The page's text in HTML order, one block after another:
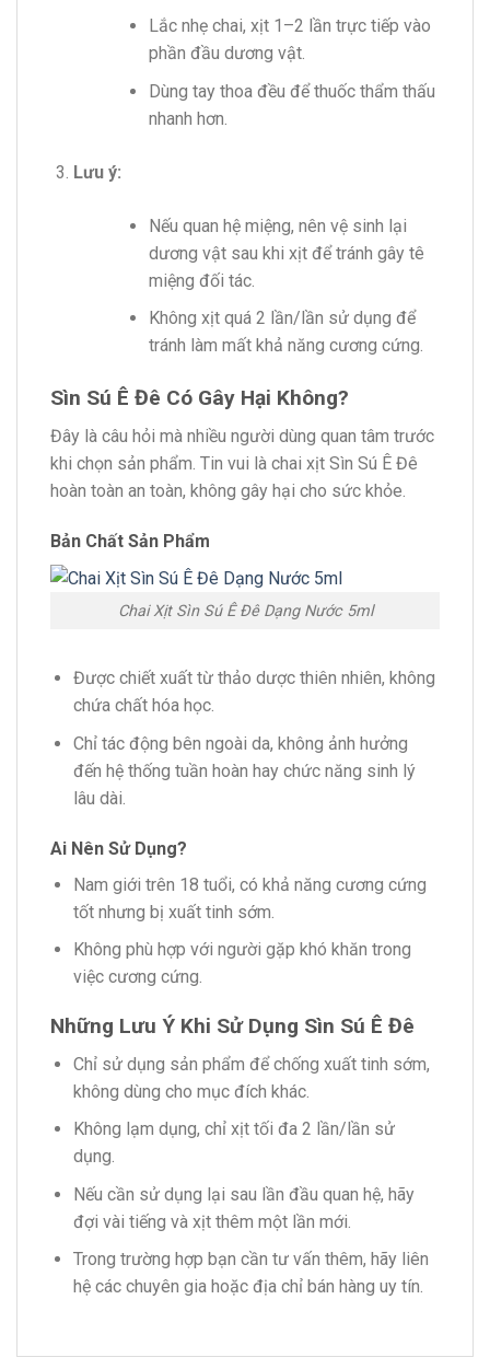
Lắc nhẹ chai, xịt 1–2 lần trực tiếp vào
phần đầu dương vật.
Dùng tay thoa đều để thuốc thẩm thấu
nhanh hơn.
Lưu ý:
Nếu quan hệ miệng, nên vệ sinh lại
dương vật sau khi xịt để tránh gây tê
miệng đối tác.
Không xịt quá 2 lần/lần sử dụng để
tránh làm mất khả năng cương cứng.
Sìn Sú Ê Đê Có Gây Hại Không?
Đây là câu hỏi mà nhiều người dùng quan tâm trước
khi chọn sản phẩm. Tin vui là chai xịt Sìn Sú Ê Đê
hoàn toàn an toàn, không gây hại cho sức khỏe.
Bản Chất Sản Phẩm
Chai Xịt Sìn Sú Ê Đê Dạng Nước 5ml
Được chiết xuất từ thảo dược thiên nhiên, không
chứa chất hóa học.
Chỉ tác động bên ngoài da, không ảnh hưởng
đến hệ thống tuần hoàn hay chức năng sinh lý
lâu dài.
Ai Nên Sử Dụng?
Nam giới trên 18 tuổi, có khả năng cương cứng
tốt nhưng bị xuất tinh sớm.
Không phù hợp với người gặp khó khăn trong
việc cương cứng.
Những Lưu Ý Khi Sử Dụng Sìn Sú Ê Đê
Chỉ sử dụng sản phẩm để chống xuất tinh sớm,
không dùng cho mục đích khác.
Không lạm dụng, chỉ xịt tối đa 2 lần/lần sử
dụng.
Nếu cần sử dụng lại sau lần đầu quan hệ, hãy
đợi vài tiếng và xịt thêm một lần mới.
Trong trường hợp bạn cần tư vấn thêm, hãy liên
hệ các chuyên gia hoặc địa chỉ bán hàng uy tín.